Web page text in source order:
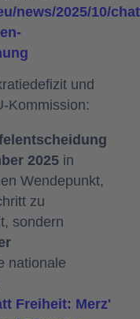
news/2025/10/
und
Kommission:
2025 in
Wendepunkt,
zu
sondern
nationale
Freiheit: Merz'